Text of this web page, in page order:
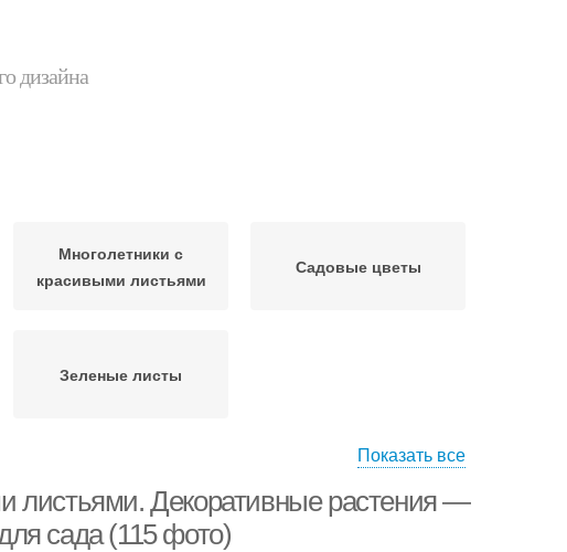
дизайна
Многолетники с
красивыми листьями
Садовые цветы
Зеленые листы
Показать все
листьями. Декоративные растения —
сада (115 фото)